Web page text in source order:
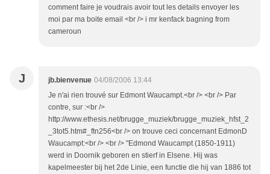
comment faire je voudrais avoir tout les details envoyer les
moi par ma boite email <br /> i mr kenfack bagning from
cameroun
J jb.bienvenue 04/08/2006 13:44
Je n'ai rien trouvé sur Edmont Waucampt.<br /> <br /> Par
contre, sur :<br />
http://www.ethesis.net/brugge_muziek/brugge_muziek_hfst_2
_3tot5.htm#_ftn256<br /> on trouve ceci concernant EdmonD
Waucampt:<br /> <br /> "Edmond Waucampt (1850-1911)
werd in Doornik geboren en stierf in Elsene. Hij was
kapelmeester bij het 2de Linie, een functie die hij van 1886 tot